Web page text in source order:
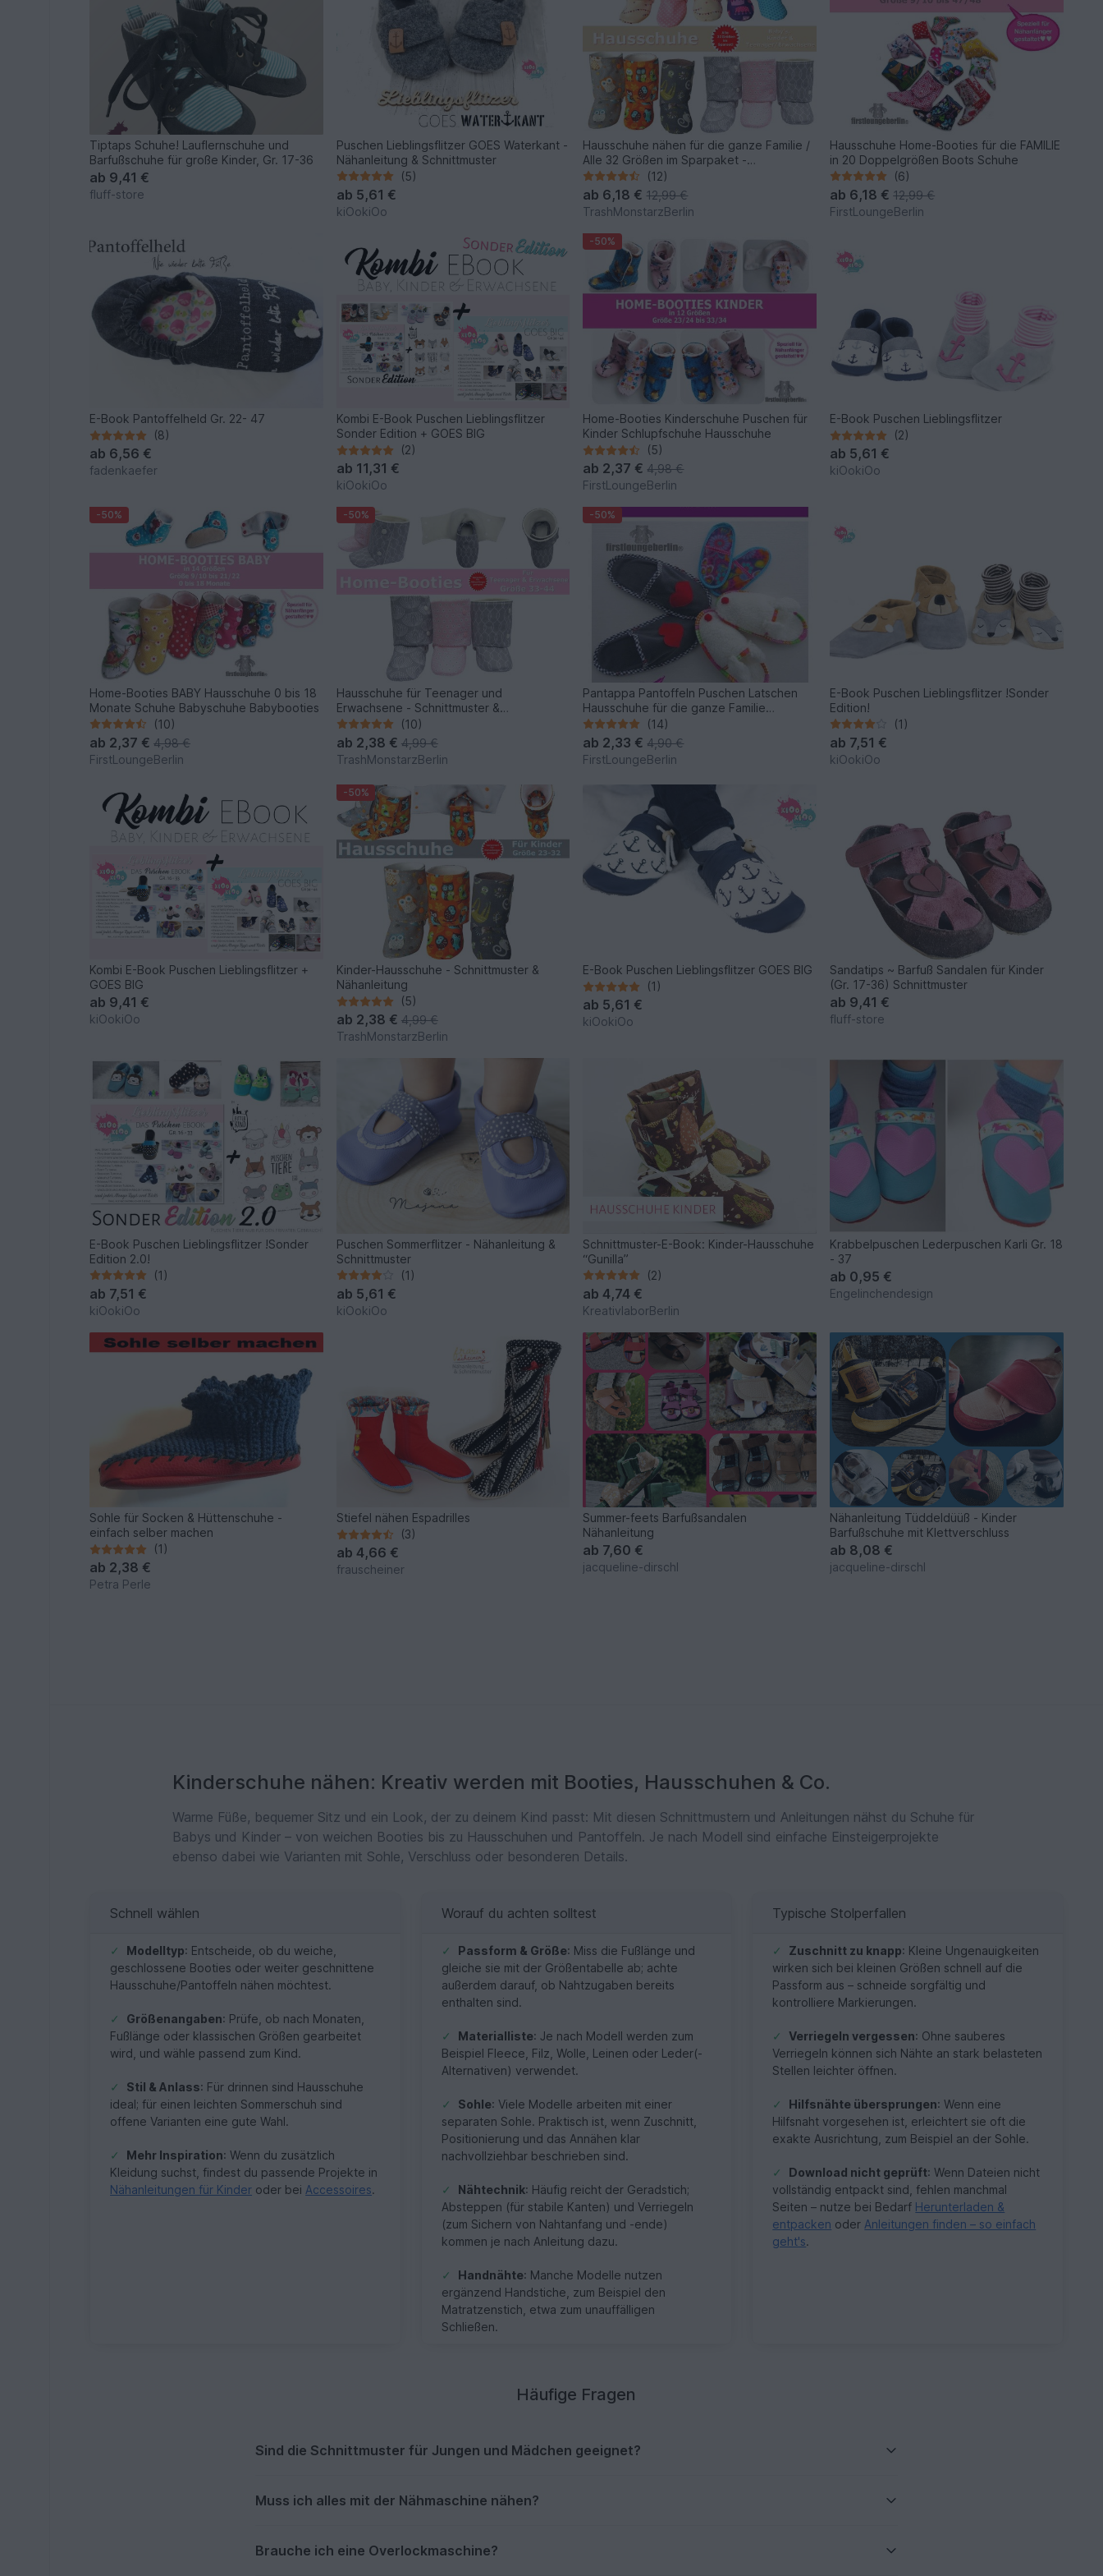
Tiptaps Schuhe! Lauflernschuhe und
Barfußschuhe für große Kinder, Gr. 17-36
ab 9,41 €
fluff-store
Puschen Lieblingsflitzer GOES Waterkant -
Nähanleitung & Schnittmuster
(5)
ab 5,61 €
kiOokiOo
Hausschuhe nähen für die ganze Familie /
Alle 32 Größen im Sparpaket -
Schnittmuster & Nähanleitungen
(12)
ab 6,18 € 12,99 €
TrashMonstarzBerlin
Hausschuhe Home-Booties für die FAMILIE
in 20 Doppelgrößen Boots Schuhe
(6)
ab 6,18 €12,99 €
FirstLoungeBerlin
E-Book Pantoffelheld Gr. 22- 47
(8)
ab 6,56 €
fadenkaefer
Kombi E-Book Puschen Lieblingsflitzer
Sonder Edition + GOES BIG
(2)
ab 11,31 €
kiOokiOo
-50%
Home-Booties Kinderschuhe Puschen für
Kinder Schlupfschuhe Hausschuhe
(5)
ab 2,37 € 4,98 €
FirstLoungeBerlin
E-Book Puschen Lieblingsflitzer
(2)
ab 5,61 €
kiOokiOo
-50%
Home-Booties BABY Hausschuhe 0 bis 18
Monate Schuhe Babyschuhe Babybooties
(10)
ab 2,37 €4,98 €
FirstLoungeBerlin
-50%
Hausschuhe für Teenager und
Erwachsene - Schnittmuster &
Nähanleitung(10)
ab 2,38 € 4,99 €
TrashMonstarzBerlin
-50%
Pantappa Pantoffeln Puschen Latschen
Hausschuhe für die ganze Familie
Nähanleitung mit Schnittmuster
firstloungeberlin
(14)
ab 2,33 € 4,90 €
FirstLoungeBerlin
E-Book Puschen Lieblingsflitzer !Sonder
Edition!
(1)
ab 7,51 €
kiOokiOo
Kombi E-Book Puschen Lieblingsflitzer +
GOES BIG
ab 9,41 €
kiOokiOo
-50%
Kinder-Hausschuhe - Schnittmuster &
Nähanleitung
(5)
ab 2,38 € 4,99 €
TrashMonstarzBerlin
E-Book Puschen Lieblingsflitzer GOES BIG
(1)
ab 5,61 €
kiOokiOo
Sandatips ~ Barfuß Sandalen für Kinder
(Gr. 17-36) Schnittmuster
ab 9,41 €
fluff-store
E-Book Puschen Lieblingsflitzer !Sonder
Edition 2.0!
(1)
ab 7,51 €
kiOokiOo
Puschen Sommerflitzer - Nähanleitung &
Schnittmuster
(1)
ab 5,61 €
kiOokiOo
Schnittmuster-E-Book: Kinder-Hausschuhe
“Gunilla”
(2)
ab4,74 €
KreativlaborBerlin
Krabbelpuschen Lederpuschen Karli Gr. 18
- 37
ab 0,95 €
Engelinchendesign
Sohle für Socken & Hüttenschuhe -
einfach selber machen
(1)
ab 2,38 €
Petra Perle
Stiefel nähen Espadrilles
(3)
ab 4,66 €
frauscheiner
Summer-feets Barfußsandalen
Nähanleitung
ab 7,60 €
jacqueline-dirschl
Nähanleitung Tüddeldüüß - Kinder
Barfußschuhe mit Klettverschluss
ab 8,08 €
jacqueline-dirschl
Kinderschuhe nähen: Kreativ werden mit Booties, Hausschuhen & Co.
Warme Füße, bequemer Sitz und ein Look, der zu deinem Kind passt: Mit diesen Schnittmustern und Anleitungen nähst du Schuhe für
Babys und Kinder – von weichen Booties bis zu Hausschuhen und Pantoffeln. Je nach Modell sind einfache Einsteigerprojekte
ebenso dabei wie Varianten mit Sohle, Verschluss oder besonderen Details.
Schnell wählen
✓ Modelltyp: Entscheide, ob du weiche,
geschlossene Booties oder weiter geschnittene
Hausschuhe/Pantoffeln nähen möchtest.
✓ Größenangaben: Prüfe, ob nach Monaten,
Fußlänge oder klassischen Größen gearbeitet
wird, und wähle passend zum Kind.
✓ Stil & Anlass: Für drinnen sind Hausschuhe
ideal; für einen leichten Sommerschuh sind
offene Varianten eine gute Wahl.
✓ Mehr Inspiration: Wenn du zusätzlich
Kleidung suchst, findest du passende Projekte in
Nähanleitungen für Kinder oder bei Accessoires.
Worauf du achten solltest
✓ Passform & Größe: Miss die Fußlänge und
gleiche sie mit der Größentabelle ab; achte
außerdem darauf, ob Nahtzugaben bereits
enthalten sind.
✓ Materialliste: Je nach Modell werden zum
Beispiel Fleece, Filz, Wolle, Leinen oder Leder(-
Alternativen) verwendet.
✓ Sohle: Viele Modelle arbeiten mit einer
separaten Sohle. Praktisch ist, wenn Zuschnitt,
Positionierung und das Annähen klar
nachvollziehbar beschrieben sind.
✓ Nähtechnik: Häufig reicht der Geradstich;
Absteppen (für stabile Kanten) und Verriegeln
(zum Sichern von Nahtanfang und -ende)
kommen je nach Anleitung dazu.
✓ Handnähte: Manche Modelle nutzen
ergänzend Handstiche, zum Beispiel den
Matratzenstich, etwa zum unauffälligen
Schließen.
Typische Stolperfallen
✓ Zuschnitt zu knapp: Kleine Ungenauigkeiten
wirken sich bei kleinen Größen schnell auf die
Passform aus – schneide sorgfältig und
kontrolliere Markierungen.
✓ Verriegeln vergessen: Ohne sauberes
Verriegeln können sich Nähte an stark belasteten
Stellen leichter öffnen.
✓ Hilfsnähte übersprungen: Wenn eine
Hilfsnaht vorgesehen ist, erleichtert sie oft die
exakte Ausrichtung, zum Beispiel an der Sohle.
✓ Download nicht geprüft: Wenn Dateien nicht
vollständig entpackt sind, fehlen manchmal
Seiten – nutze bei Bedarf Herunterladen &
entpacken oder Anleitungen finden – so einfach
geht's.
Häufige Fragen
Sind die Schnittmuster für Jungen und Mädchen geeignet?
Muss ich alles mit der Nähmaschine nähen?
Brauche ich eine Overlockmaschine?